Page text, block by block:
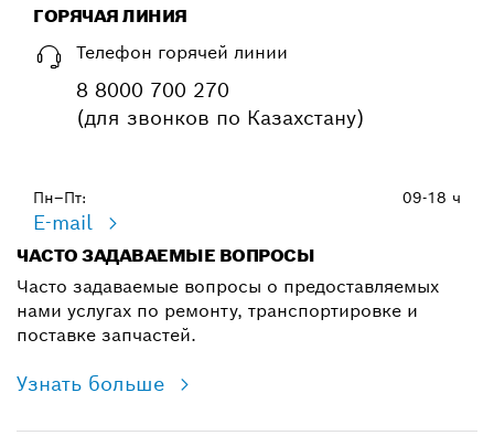
ГОРЯЧАЯ ЛИНИЯ
Телефон горячей линии
8 8000 700 270
(для звонков по Казахстану)
Пн–Пт: 09-18 ч
E-mail
ЧАСТО ЗАДАВАЕМЫЕ ВОПРОСЫ
Часто задаваемые вопросы о предоставляемых
нами услугах по ремонту, транспортировке и
поставке запчастей.
Узнать больше